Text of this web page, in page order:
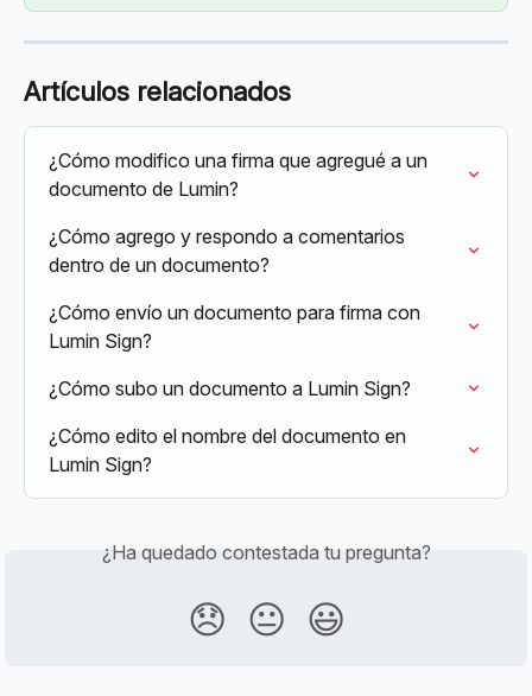
Artículos relacionados
¿Cómo modifico una firma que agregué a un
documento de Lumin?
¿Cómo agrego y respondo a comentarios
dentro de un documento?
¿Cómo envío un documento para firma con
Lumin Sign?
¿Cómo subo un documento a Lumin Sign?
¿Cómo edito el nombre del documento en
Lumin Sign?
¿Ha quedado contestada tu pregunta?
😞 😐 😃